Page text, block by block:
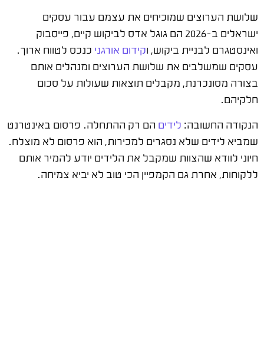
שלושת הערוצים שמוכיחים את עצמם עבור עסקים
ישראלים ב-2026 הם גוגל אדס לביקוש קיים, פייסבוק
ואינסטגרם לבניית ביקוש, וקידום אורגני כנכס לטווח ארוך.
עסקים שמשלבים את שלושת הערוצים ומנהלים אותם
בצורה מסונכרנת, מקבלים תוצאות שעולות על סכום
חלקיהם.
הנקודה החשובה: לידים הם רק ההתחלה. פרסום באינטרנט
שמביא לידים שלא נסגרים למכירות, הוא פרסום לא מוצלח.
חיוני לוודא שהצוות שמקבל את הלידים יודע להמיר אותם
ללקוחות, אחרת גם הקמפיין הכי טוב לא יביא צמיחה.